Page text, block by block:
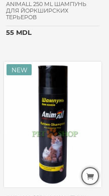
ANIMALL 250 ML ШАМПУНЬ
ДЛЯ ЙОРКШИРСКИХ
ТЕРЬЕРОВ
55 MDL